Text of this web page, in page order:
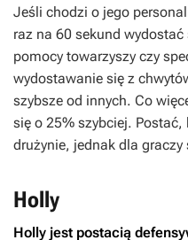
Jeśli chodzi o jego
raz na 60 sekund
pomocy towarzyszy czy
wydostawanie się z
szybsze od innych. Co
się o 25% szybciej.
drużynie, jednak dla
Holly
Holly jest postacią